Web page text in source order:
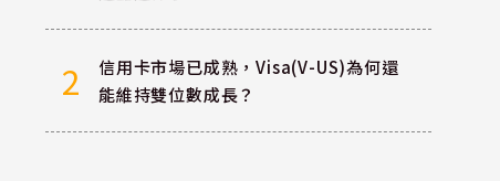
2
信用卡市場已成熟，Visa(V-US)為何還
能維持雙位數成長？